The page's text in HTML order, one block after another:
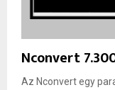
Nconvert
Az Nconvert egy